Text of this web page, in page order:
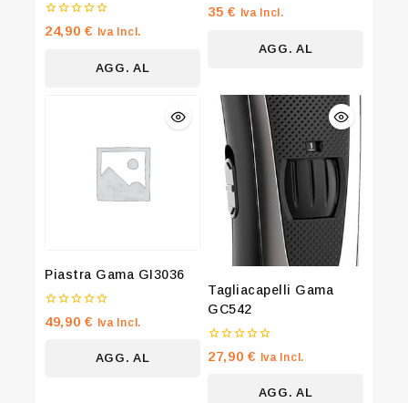
0
su
24,90€ Iva Incl.
AGG. AL
0
su
35€ Iva Incl.
AGG. AL
Piastra Gama GI3036
0
su
49,90€ Iva Incl.
AGG. AL
Tagliacapelli Gama
GC542
0
su
27,90€ Iva Incl.
AGG. AL
By subscribing, you agree to our privacy policy.